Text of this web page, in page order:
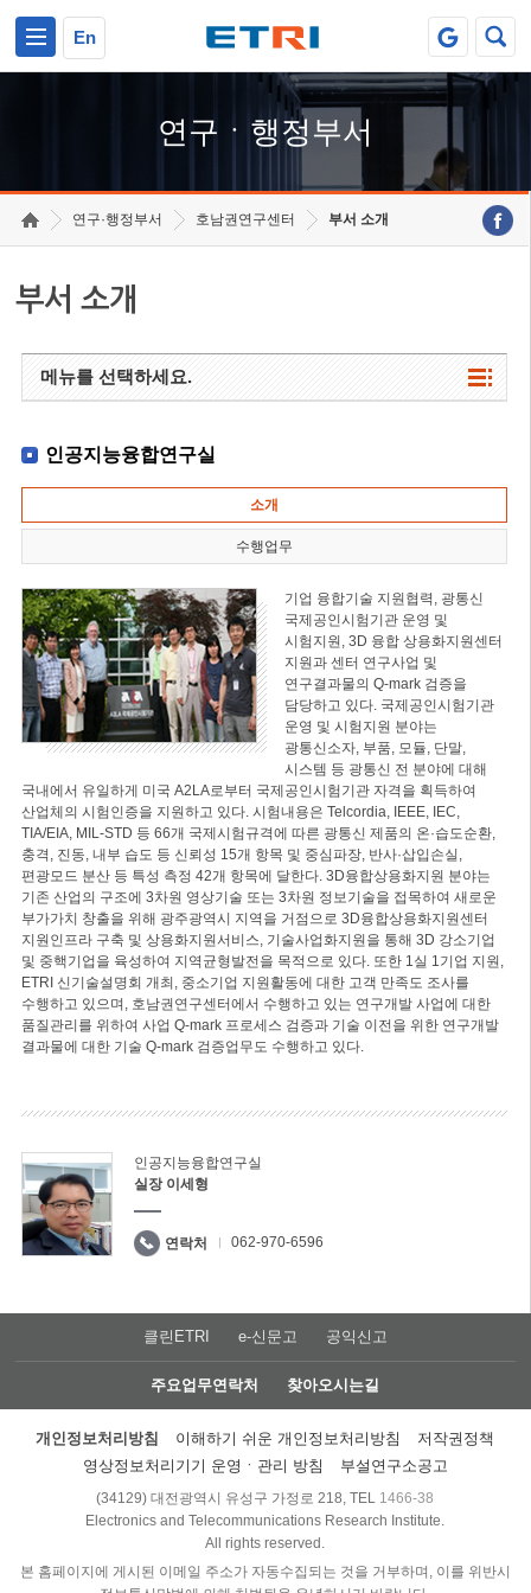
En
연구ㆍ행정부서
연구·행정부서 호남권연구센터 부서 소개
부서 소개
메뉴를 선택하세요.
인공지능융합연구실
소개
수행업무
기업 융합기술 지원협력, 광통신
국제공인시험기관 운영 및
시험지원, 3D 융합 상용화지원센터
지원과 센터 연구사업 및
연구결과물의 Q-mark 검증을
담당하고 있다. 국제공인시험기관
운영 및 시험지원 분야는
광통신소자, 부품, 모듈, 단말,
시스템 등 광통신 전 분야에 대해
국내에서 유일하게 미국 A2LA로부터 국제공인시험기관 자격을 획득하여
산업체의 시험인증을 지원하고 있다. 시험내용은 Telcordia, IEEE, IEC,
TIA/EIA, MIL-STD 등 66개 국제시험규격에 따른 광통신 제품의 온·습도순환,
충격, 진동, 내부 습도 등 신뢰성 15개 항목 및 중심파장, 반사·삽입손실,
편광모드 분산 등 특성 측정 42개 항목에 달한다. 3D융합상용화지원 분야는
기존 산업의 구조에 3차원 영상기술 또는 3차원 정보기술을 접목하여 새로운
부가가치 창출을 위해 광주광역시 지역을 거점으로 3D융합상용화지원센터
지원인프라 구축 및 상용화지원서비스, 기술사업화지원을 통해 3D 강소기업
및 중핵기업을 육성하여 지역균형발전을 목적으로 있다. 또한 1실 1기업 지원,
ETRI 신기술설명회 개최, 중소기업 지원활동에 대한 고객 만족도 조사를
수행하고 있으며, 호남권연구센터에서 수행하고 있는 연구개발 사업에 대한
품질관리를 위하여 사업 Q-mark 프로세스 검증과 기술 이전을 위한 연구개발
결과물에 대한 기술 Q-mark 검증업무도 수행하고 있다.
인공지능융합연구실
실장 이세형
연락처 062-970-6596
클린ETRI e-신문고 공익신고
주요업무연락처 찾아오시는길
개인정보처리방침 이해하기 쉬운 개인정보처리방침
저작권정책
영상정보처리기기 운영ㆍ관리 방침
부설연구소공고
(34129) 대전광역시 유성구 가정로 218, TEL 1466-38
Electronics and Telecommunications Research Institute.
All rights reserved.
본 홈페이지에 게시된 이메일 주소가 자동수집되는 것을 거부하며, 이를 위반시